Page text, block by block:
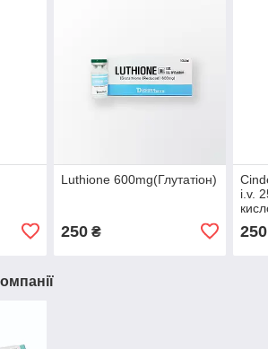
Luthione 600mg(Глутатіон)
250₴
i.v.
250